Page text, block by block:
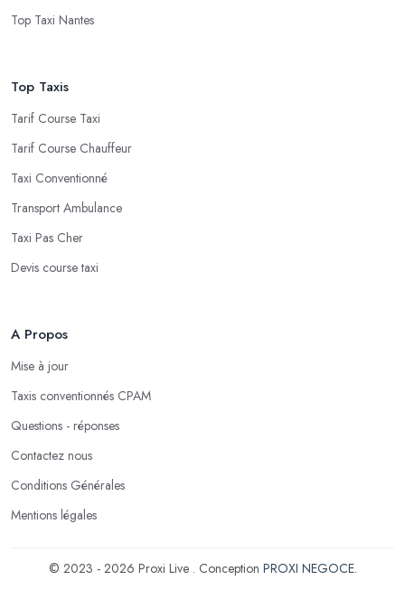
Top Taxi Nantes
Top Taxis
Tarif Course Taxi
Tarif Course Chauffeur
Taxi Conventionné
Transport Ambulance
Taxi Pas Cher
Devis course taxi
A Propos
Mise à jour
Taxis conventionnés CPAM
Questions - réponses
Contactez nous
Conditions Générales
Mentions légales
© 2023 - 2026 Proxi Live . Conception PROXI NEGOCE.